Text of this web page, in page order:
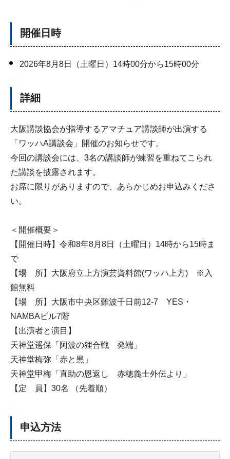
開催日時
2026年8月8日（土曜日）14時00分から15時00分
詳細
大阪講談協会が指導するアマチュア講談師が出演する
「ワッハA講談会」開催のお知らせです。
今回の講談会には、3名の講談師が練習を重ねてこられ
た講談を披露されます。
お席に限りがありますので、あらかじめお申込みくださ
い。
＜開催概要＞
【開催日時】令和8年8月8日（土曜日）14時から15時ま
で
【場 所】大阪府立上方演芸資料館(ワッハ上方) ※入
館無料
【場 所】大阪市中央区難波千日前12-7 YES・
NAMBAビル7階
【出演者と演目】
天神堂遥保「阿波の狸合戦 発端」
天神堂梅弥「赤と黒」
天神堂甲梅「直助の恩返し 赤穂義士外伝より」
【定 員】30名 （先着順）
申込方法